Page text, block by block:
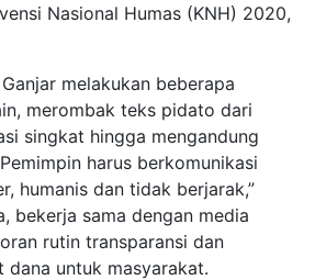
Nasional Humas (KNH) 2020,
melakukan beberapa
merombak teks pidato dari
singkat hingga mengandung
harus berkomunikasi
humanis dan tidak berjarak,”
bekerja sama dengan media
rutin transparansi dan
untuk masyarakat.